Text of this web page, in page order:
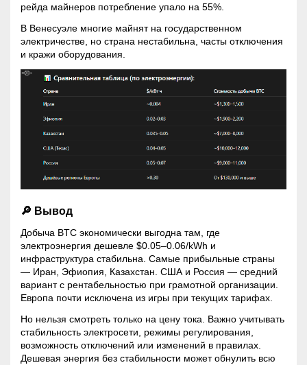
рейда майнеров потребление упало на 55%.
В Венесуэле многие майнят на государственном
электричестве, но страна нестабильна, часты отключения
и кражи оборудования.
🔎 Вывод
Добыча BTC экономически выгодна там, где
электроэнергия дешевле $0.05–0.06/kWh и
инфраструктура стабильна. Самые прибыльные страны
— Иран, Эфиопия, Казахстан. США и Россия — средний
вариант с рентабельностью при грамотной организации.
Европа почти исключена из игры при текущих тарифах.
Но нельзя смотреть только на цену тока. Важно учитывать
стабильность электросети, режимы регулирования,
возможность отключений или изменений в правилах.
Дешевая энергия без стабильности может обнулить всю